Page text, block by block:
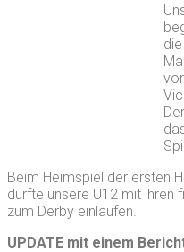
Beim Heimspiel der ersten
durfte unsere U12 mit ihren
zum Derby einlaufen.
UPDATE mit einem